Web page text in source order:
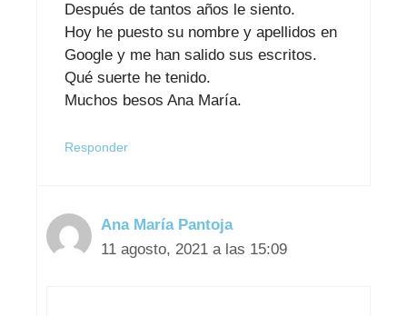
Después de tantos años le siento.
Hoy he puesto su nombre y apellidos en
Google y me han salido sus escritos.
Qué suerte he tenido.
Muchos besos Ana María.
Responder
Ana María Pantoja
11 agosto, 2021 a las 15:09